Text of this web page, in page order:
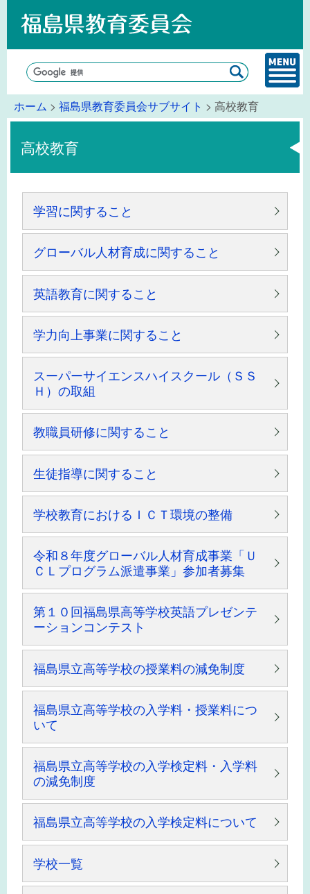
ホーム > 福島県教育委員会サブサイト > 高校教育
高校教育
学習に関すること
グローバル人材育成に関すること
英語教育に関すること
学力向上事業に関すること
スーパーサイエンスハイスクール（ＳＳ
Ｈ）の取組
教職員研修に関すること
生徒指導に関すること
学校教育におけるＩＣＴ環境の整備
令和８年度グローバル人材育成事業「Ｕ
ＣＬプログラム派遣事業」参加者募集
第１０回福島県高等学校英語プレゼンテ
ーションコンテスト
福島県立高等学校の授業料の減免制度
福島県立高等学校の入学料・授業料につ
いて
福島県立高等学校の入学検定料・入学料
の減免制度
福島県立高等学校の入学検定料について
学校一覧